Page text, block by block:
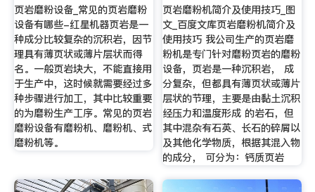
页岩磨粉设备_常见的页岩磨粉
设备有哪些-红星机器页岩是一
种成分比较复杂的沉积岩，因节
理具有薄页状或薄片层状而得
名。一般页岩块大，不能直接用
于生产中，这时候就需要经过多
种步骤进行加工，其中比较重要
的为磨粉生产工序。常见的页岩
磨粉设备有磨粉机、磨粉机、式
磨粉机等。
页岩磨粉机简介及使用技巧_图
文_百度文库页岩磨粉机简介及
使用技巧 我公司生产的页岩磨
粉机是专门针对磨粉页岩的磨粉
设备，页岩是一种沉积岩， 成
分复杂，但都具有薄页状或薄片
层状的节理，主要是由黏土沉积
经压力和温度形成 的岩石，但
其中混杂有石英、长石的碎屑以
及其他化学物质，根据其混入物
的成分， 可分为：钙质页岩